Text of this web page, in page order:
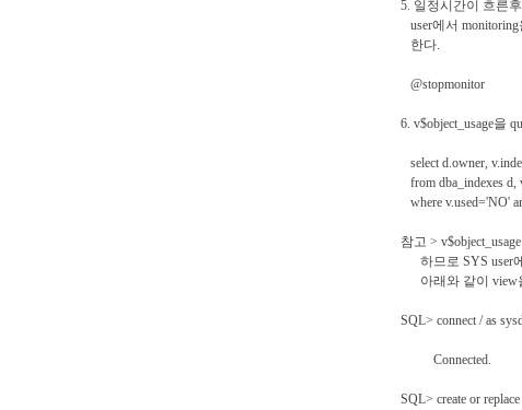
5. 일정시간이 흐른
user에서
한다.
@stopmonitor
6. v$object_usage을
select d.owner,
from dba_indexes d,
where v.used='NO'
참고 >
하므로 SYS user
아래와 같이 view
SQL> connect / as
Connected.
SQL> create or